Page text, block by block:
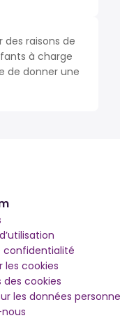
des raisons de
à charge
de donner une
confidentialité
les cookies
cookies
les données